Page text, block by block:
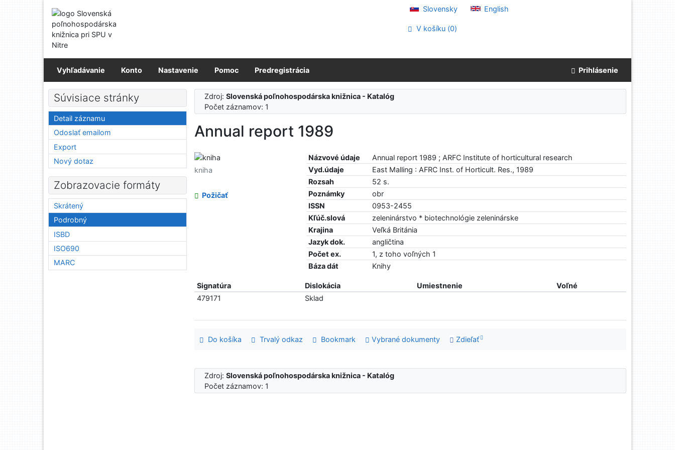
Prejsť na menu
Prehlásenie o webovej prístupnosti
Slovensky English
V košíku (0)
Vyhľadávanie Konto Nastavenie Pomoc Predregistrácia Prihlásenie
Zdroj:Slovenská poľnohospodárska knižnica - Katalóg
Počet záznamov: 1
Annual report 1989
Názvové údaje
Annual report 1989 ; ARFC Institute of horticultural research
Vyd.údaje
East Malling : AFRC Inst. of Horticult. Res., 1989
Rozsah
52 s.
Poznámky
obr
ISSN
0953-2455
Kľúč.slová
zeleninárstvo * biotechnológie zeleninárske
Krajina
Veľká Británia
Jazyk dok.
angličtina
Počet ex.
1, z toho voľných 1
Báza dát
Knihy
kniha
Požičať
Signatúra Dislokácia Umiestnenie
Voľné
479171
Sklad
Do košíka Trvalý odkaz Bookmark Vybrané dokumenty Zdieľať
Zdroj:Slovenská poľnohospodárska knižnica - Katalóg
Počet záznamov: 1
Súvisiace stránky
Detail záznamu
Odoslať emailom
Export
Nový dotaz
Zobrazovacie formáty
Skrátený
Podrobný
ISBD
ISO690
MARC